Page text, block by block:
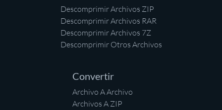
Descomprimir Archivos ZIP
Descomprimir Archivos RAR
Descomprimir Archivos 7Z
Descomprimir Otros Archivos
Convertir
Archivo A Archivo
Archivos A ZIP